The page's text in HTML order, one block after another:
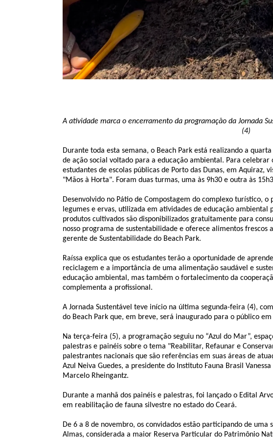
A atividade marca o encerramento da programação da Jornada
(4)
Durante toda esta semana, o Beach Park está realizando a
de ação social voltado para a educação ambiental. Para
estudantes de escolas públicas de Porto das Dunas, em Aquiraz,
"Mãos à Horta". Foram duas turmas, uma às 9h30 e outra às
Desenvolvido no Pátio de Compostagem do complexo turístico,
legumes e ervas, utilizada em atividades de educação ambiental
produtos cultivados são disponibilizados gratuitamente para
nosso programa de sustentabilidade e oferece alimentos frescos
gerente de Sustentabilidade do Beach Park.
Raíssa explica que os estudantes terão a oportunidade de
reciclagem e a importância de uma alimentação saudável e
educação ambiental, mas também o fortalecimento da
complementa a profissional.
A Jornada Sustentável teve início na última segunda-feira (4),
do Beach Park que, em breve, será inaugurado para o público em
Na terça-feira (5), a programação seguiu no “Azul do Mar”,
palestras e painéis sobre o tema "Reabilitar, Refaunar e
palestrantes nacionais que são referências em suas áreas de
Azul Neiva Guedes, a presidente do Instituto Fauna Brasil
Marcelo Rheingantz.
Durante a manhã dos painéis e palestras, foi lançado o Edital
em reabilitação de fauna silvestre no estado do Ceará.
De 6 a 8 de novembro, os convidados estão participando de uma
Almas, considerada a maior Reserva Particular do Patrimônio